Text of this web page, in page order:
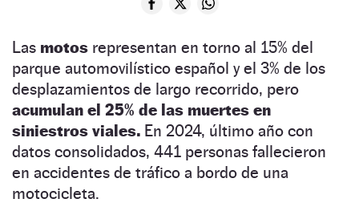
Las motos representan en torno al 15% del
parque automovilístico español y el 3% de los
desplazamientos de largo recorrido, pero
acumulan el 25% de las muertes en
siniestros viales. En 2024, último año con
datos consolidados, 441 personas fallecieron
en accidentes de tráfico a bordo de una
motocicleta.